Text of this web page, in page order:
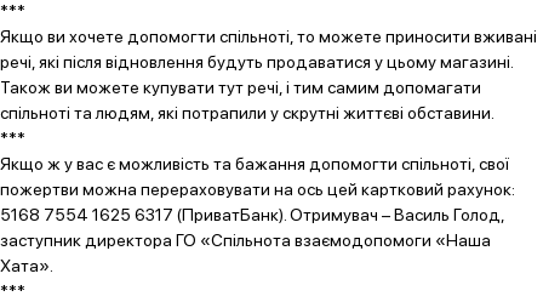
***
Якщо ви хочете допомогти спільноті, то можете приносити вживані
речі, які після відновлення будуть продаватися у цьому магазині.
Також ви можете купувати тут речі, і тим самим допомагати
спільноті та людям, які потрапили у скрутні життєві обставини.
***
Якщо ж у вас є можливість та бажання допомогти спільноті, свої
пожертви можна перераховувати на ось цей картковий рахунок:
5168 7554 1625 6317 (ПриватБанк). Отримувач – Василь Голод,
заступник директора ГО «Спільнота взаємодопомоги «Наша
Хата».
***